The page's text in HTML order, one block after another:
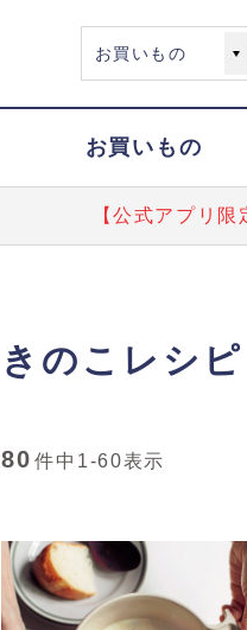
お買いもの
【公式アプリ
きのこレシピ
80 件中 1-60表示